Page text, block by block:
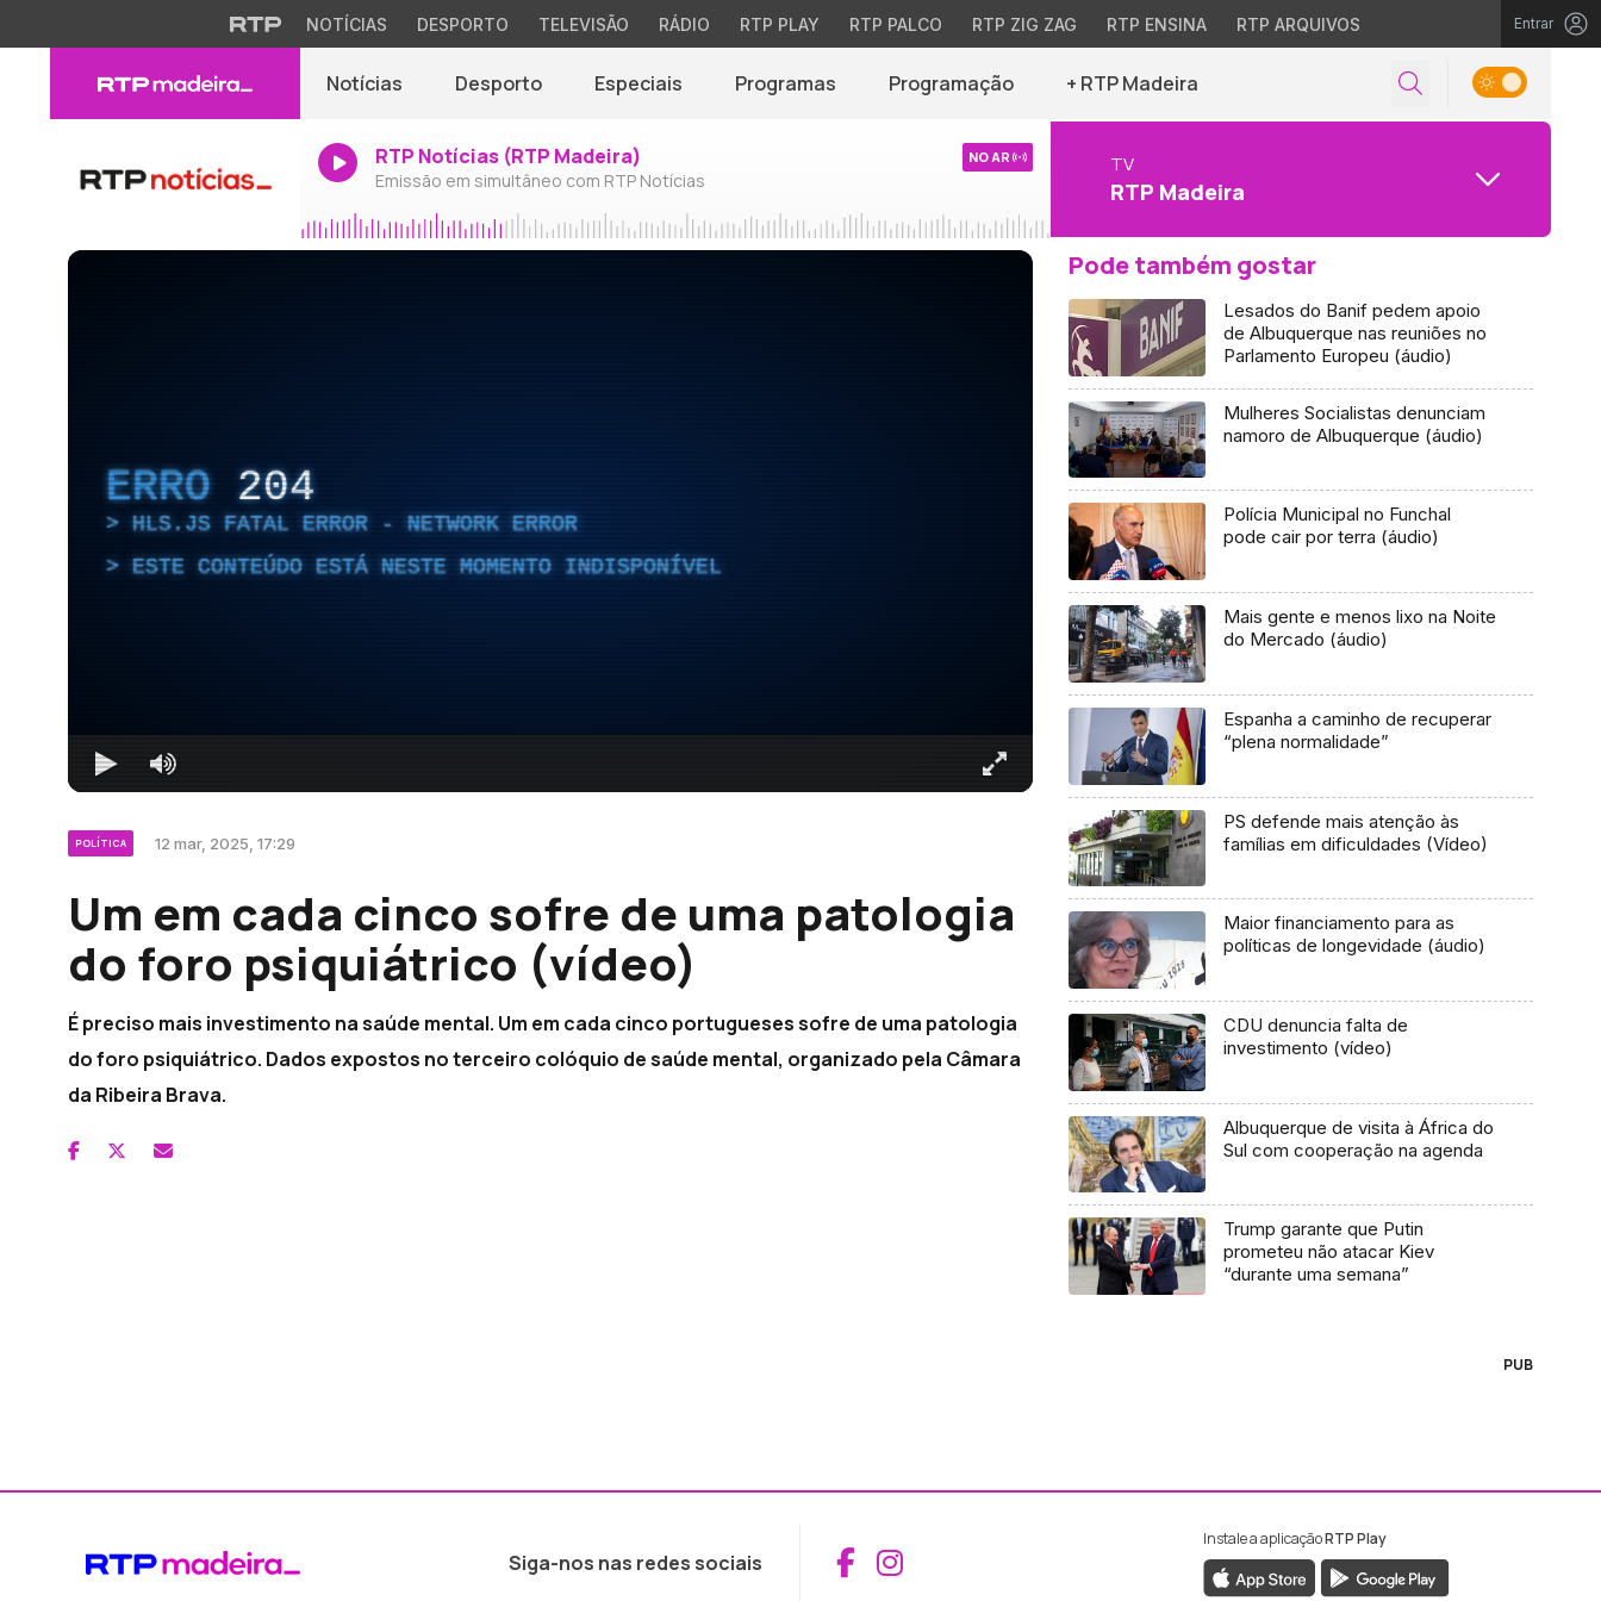
NOTÍCIAS DESPORTO TELEVISÃO RÁDIO RTP PLAY RTP PALCO RTP ZIG ZAG RTP ENSINA RTP ARQUIVOS Entrar
Notícias Desporto Especiais Programas Programação + RTP Madeira
RTP Notícias (RTP Madeira)
Emissão em simultâneo com RTP Notícias
NO AR TV
RTP Madeira
ERRO 204
HLS.JS FATAL ERROR - NETWORK ERROR
ESTE CONTEÚDO ESTÁ NESTE MOMENTO INDISPONÍVEL
POLÍTICA 12 mar, 2025, 17:29
Um em cada cinco sofre de uma patologia
do foro psiquiátrico (vídeo)
É preciso mais investimento na saúde mental. Um em cada cinco portugueses sofre de uma patologia
do foro psiquiátrico. Dados expostos no terceiro colóquio de saúde mental, organizado pela Câmara
da Ribeira Brava.
Pode também gostar
Lesados do Banif pedem apoio
de Albuquerque nas reuniões no
Parlamento Europeu (áudio)
Mulheres Socialistas denunciam
namoro de Albuquerque (áudio)
Polícia Municipal no Funchal
pode cair por terra (áudio)
Mais gente e menos lixo na Noite
do Mercado (áudio)
Espanha a caminho de recuperar
“plena normalidade”
PS defende mais atenção às
famílias em dificuldades (Vídeo)
Maior financiamento para as
políticas de longevidade (áudio)
CDU denuncia falta de
investimento (vídeo)
Albuquerque de visita à África do
Sul com cooperação na agenda
Trump garante que Putin
prometeu não atacar Kiev
“durante uma semana”
PUB
Siga-nos nas redes sociais Aceder ao Facebook da RTP Madeira
Aceder ao Instagram da RTP Madeira
Instale a aplicaçãoRTP Play